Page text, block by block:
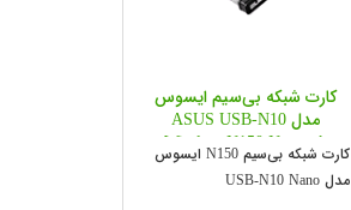
کارت شبکه بی‌سیم ایسوس
مدل ASUS USB-N10
Wireless-N150 Network
Adapter
کارت شبکه بی‌سیم N150 ایسوس
مدل USB-N10 Nano